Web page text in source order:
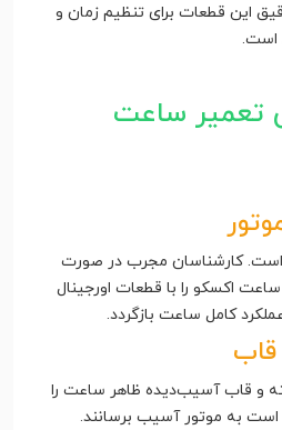
این قطعات برای تنظیم زمان و
است.
ساعت
کارشناسان مجرب در صورت
اکسکو را با قطعات اورجینال
کامل ساعت بازگردد.
و قاب آسیب‌دیده ظاهر ساعت را
است به موتور آسیب برسانند.